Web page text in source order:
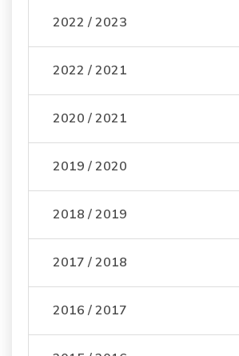
2022 / 2023
2022 / 2021
2020 / 2021
2019 / 2020
2018 / 2019
2017 / 2018
2016 / 2017